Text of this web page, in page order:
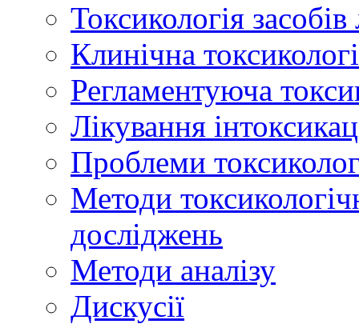
Токсикологія
Клинічна
Регламентуюча
Лікування
Проблеми
Методи
досліджень
Методи аналізу
Дискусії